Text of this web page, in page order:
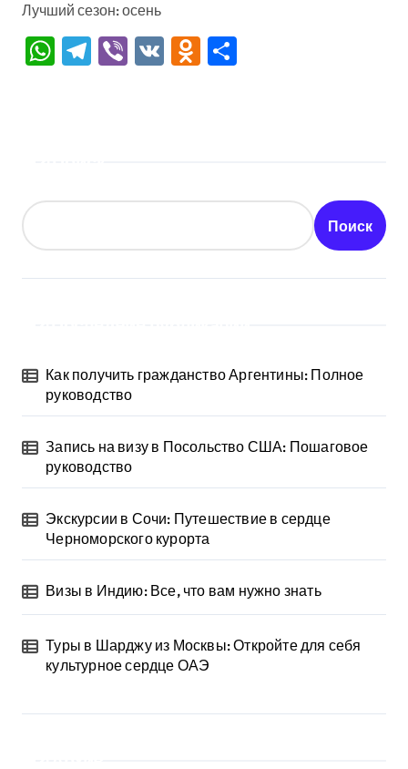
Лучший сезон: осень
WhatsApp
Telegram
Viber
VK Odnoklassniki
Поиск
Как получить гражданство Аргентины: Полное
руководство
Запись на визу в Посольство США: Пошаговое
руководство
Экскурсии в Сочи: Путешествие в сердце
Черноморского курорта
Визы в Индию: Все, что вам нужно знать
Туры в Шарджу из Москвы: Откройте для себя
культурное сердце ОАЭ